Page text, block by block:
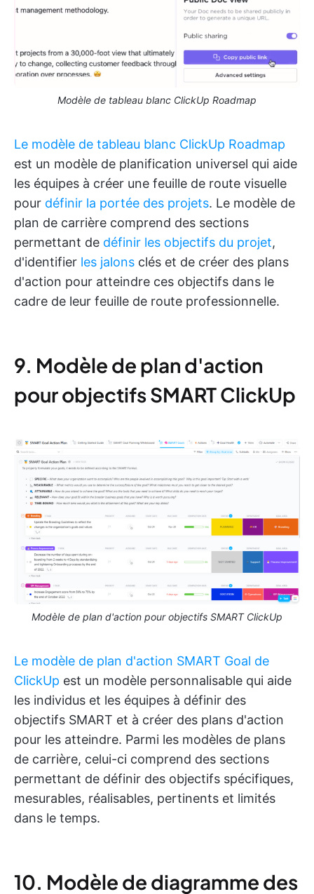
Modèle de tableau blanc ClickUp Roadmap
Le modèle de tableau blanc ClickUp Roadmap
est un modèle de planification universel qui aide
les équipes à créer une feuille de route visuelle
pour définir la portée des projets. Le modèle de
plan de carrière comprend des sections
permettant de définir les objectifs du projet,
d'identifier les jalons clés et de créer des plans
d'action pour atteindre ces objectifs dans le
cadre de leur feuille de route professionnelle.
9. Modèle de plan d'action
pour objectifs SMART ClickUp
Modèle de plan d'action pour objectifs SMART ClickUp
Le modèle de plan d'action SMART Goal de
ClickUp est un modèle personnalisable qui aide
les individus et les équipes à définir des
objectifs SMART et à créer des plans d'action
pour les atteindre. Parmi les modèles de plans
de carrière, celui-ci comprend des sections
permettant de définir des objectifs spécifiques,
mesurables, réalisables, pertinents et limités
dans le temps.
10. Modèle de diagramme des